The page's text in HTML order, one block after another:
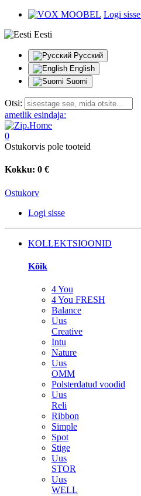
Logi sisse
Eesti
Русский
English
Suomi
Otsi:
ametlik esindaja:
0
Ostukorvis pole tooteid
Kokku: 0 €
Ostukorv
Logi sisse
KOLLEKTSIOONID
Kõik
4 You
4 You FRESH
Balance
Uus
Creative
Intu
Nature
Uus
OMM
Polsterdatud voodid
Uus
Reli
Ribbon
Simple
Spot
Stige
Uus
STOR
Uus
WELL